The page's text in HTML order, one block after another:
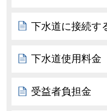
下水道に接続す
下水道使用料金
受益者負担金